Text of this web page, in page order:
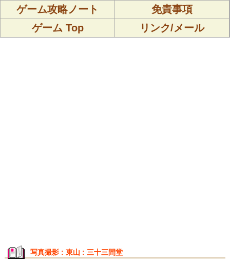
ゲーム攻略ノート
免責事項
ゲーム Top
リンク/メール
写真撮影 : 東山 : 三十三間堂